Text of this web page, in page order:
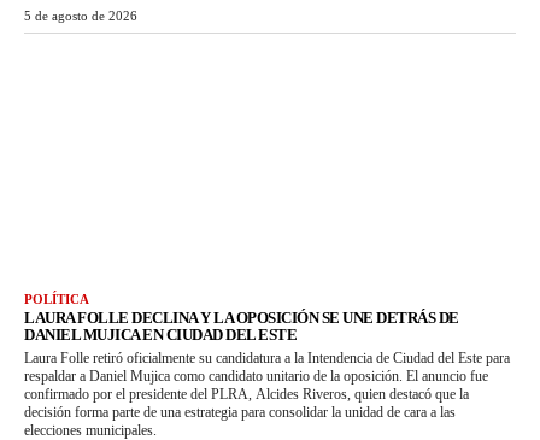
5 de agosto de 2026
POLÍTICA
LAURA FOLLE DECLINA Y LA OPOSICIÓN SE UNE DETRÁS DE
DANIEL MUJICA EN CIUDAD DEL ESTE
Laura Folle retiró oficialmente su candidatura a la Intendencia de Ciudad del Este para
respaldar a Daniel Mujica como candidato unitario de la oposición. El anuncio fue
confirmado por el presidente del PLRA, Alcides Riveros, quien destacó que la
decisión forma parte de una estrategia para consolidar la unidad de cara a las
elecciones municipales.